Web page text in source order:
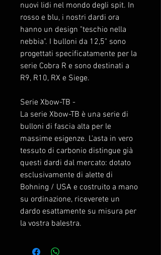
nuovi lidi nel mondo degli spit. In
rosso e blu, i nostri dardi ora
hanno un design "teschio nella
nebbia". I bulloni da 12,5" sono
progettati specificatamente per la
serie Cobra R e sono destinati a
R9, R10, RX e Siege.
Serie Xbow-TB -
La serie Xbow-TB è una serie di
bulloni di fascia alta per le
massime esigenze. L'asta in vero
tessuto di carbonio distingue già
questi dardi dal mercato: dotato
esclusivamente di alette di
Bohning / USA e costruito a mano
su ordinazione, riceverete un
dardo esattamente su misura per
la vostra balestra.